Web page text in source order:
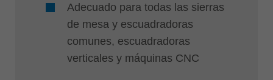
Adecuado para todas las sierras
de mesa y escuadradoras
comunes, escuadradoras
verticales y máquinas CNC